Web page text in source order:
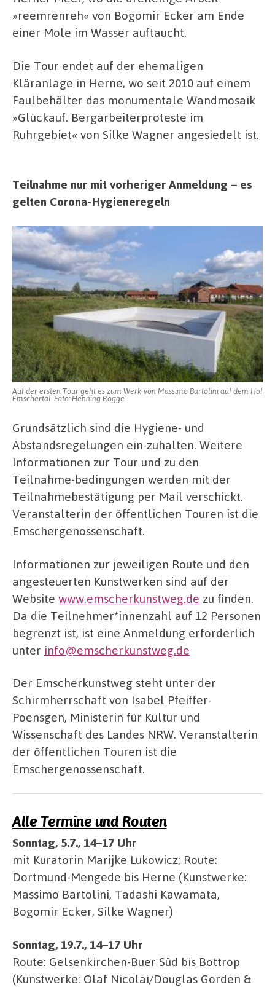
»reemrenreh« von Bogomir Ecker am Ende
einer Mole im Wasser auftaucht.
Die Tour endet auf der ehemaligen
Kläranlage in Herne, wo seit 2010 auf einem
Faulbehälter das monumentale Wandmosaik
»Glückauf. Bergarbeiterproteste im
Ruhrgebiet« von Silke Wagner angesiedelt ist.
Teilnahme nur mit vorheriger Anmeldung – es
gelten Corona-Hygieneregeln
Auf der ersten Tour geht es zum Werk von Massimo Bartolini auf dem Hof
Emschertal. Foto: Henning Rogge
Grundsätzlich sind die Hygiene- und
Abstandsregelungen ein-zuhalten. Weitere
Informationen zur Tour und zu den
Teilnahme-bedingungen werden mit der
Teilnahmebestätigung per Mail verschickt.
Veranstalterin der öffentlichen Touren ist die
Emschergenossenschaft.
Informationen zur jeweiligen Route und den
angesteuerten Kunstwerken sind auf der
Website www.emscherkunstweg.de zu finden.
Da die Teilnehmer*innenzahl auf 12 Personen
begrenzt ist, ist eine Anmeldung erforderlich
unter info@emscherkunstweg.de
Der Emscherkunstweg steht unter der
Schirmherrschaft von Isabel Pfeiffer-
Poensgen, Ministerin für Kultur und
Wissenschaft des Landes NRW. Veranstalterin
der öffentlichen Touren ist die
Emschergenossenschaft.
Alle Termine und Routen
Sonntag, 5.7., 14–17 Uhr
mit Kuratorin Marijke Lukowicz; Route:
Dortmund-Mengede bis Herne (Kunstwerke:
Massimo Bartolini, Tadashi Kawamata,
Bogomir Ecker, Silke Wagner)
Sonntag, 19.7., 14–17 Uhr
Route: Gelsenkirchen-Buer Süd bis Bottrop
(Kunstwerke: Olaf Nicolai/Douglas Gorden &